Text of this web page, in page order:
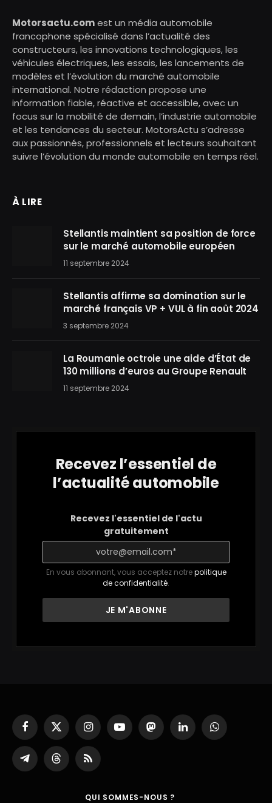
Motorsactu.comest un média automobile
francophone spécialisé dans l’actualité des
constructeurs, les innovations technologiques, les
véhicules électriques, les essais, les lancements de
modèles et l’évolution du marché automobile
international. Notre rédaction propose une
information fiable, réactive et accessible, avec un
focus sur la mobilité de demain, l’industrie automobile
et les tendances du secteur. MotorsActu s’adresse
aux passionnés, professionnels et lecteurs souhaitant
suivre l’évolution du monde automobile en temps réel.
À LIRE
Stellantis maintient sa position de force
sur le marché automobile européen
11 septembre 2024
Stellantis affirme sa domination sur le
marché français VP + VUL à fin août 2024
3 septembre 2024
La Roumanie octroie une aide d’État de
130 millions d’euros au Groupe Renault
11 septembre 2024
Recevez l’essentiel de
l’actualité automobile
Recevez l'essentiel de l'actu
gratuitement
En vous abonnant, vous acceptez notrepolitique
de confidentialité.
Facebook
X
(Twitter)
InstagramYouTubeMastodonLinkedInWhatsApp
Partager
sur
ThreadsRSS
QUI SOMMES-NOUS ?